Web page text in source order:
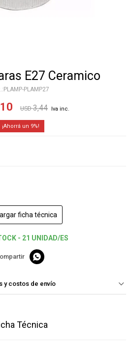
E27 Ceramico
PLAMP-PLAMP27
USD 3,44
9
ficha técnica
- 21 UNIDAD/ES

y costos de envío
Técnica